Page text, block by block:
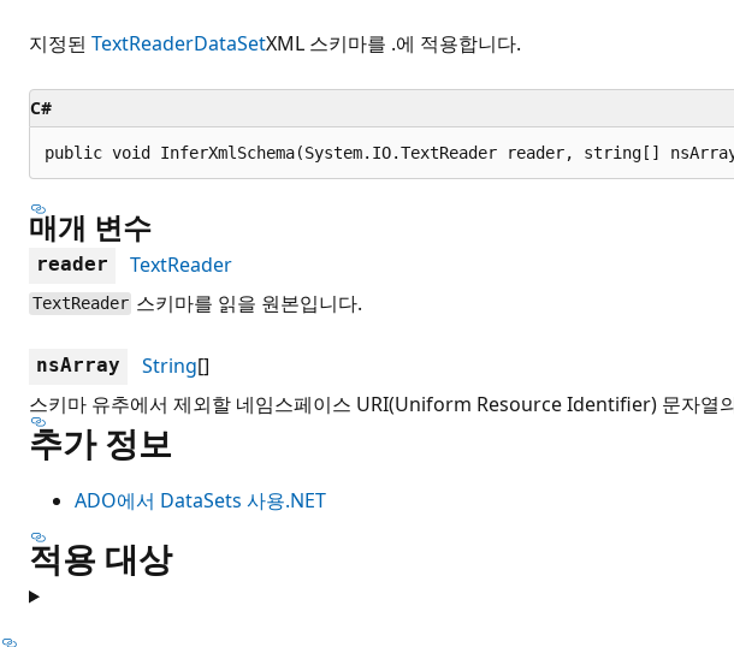
지정된 TextReaderDataSetXML 스키마를 .에 적용합니다.
C#
public void InferXmlSchema(System.IO.TextReader reader, string[]
매개 변수
reader TextReader
TextReader 스키마를 읽을 원본입니다.
nsArray String[]
스키마 유추에서 제외할 네임스페이스 URI(Uniform Resource Identifier) 문자열
추가 정보
ADO에서 DataSets 사용.NET
적용 대상